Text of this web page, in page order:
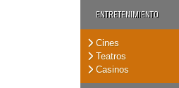
ENTRETENIMIENTO
Cines
Teatros
Casinos